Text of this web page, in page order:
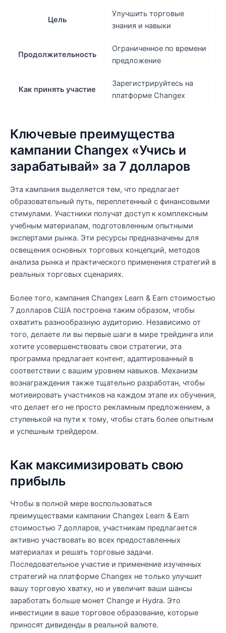
Цель
Улучшить торговые
знания и навыки
Продолжительность
Ограниченное по времени
предложение
Как принять участие
Зарегистрируйтесь на
платформе Changex
Ключевые преимущества
кампании Changex «Учись и
зарабатывай» за 7 долларов
Эта кампания выделяется тем, что предлагает
образовательный путь, переплетенный с финансовыми
стимулами. Участники получат доступ к комплексным
учебным материалам, подготовленным опытными
экспертами рынка. Эти ресурсы предназначены для
освещения основных торговых концепций, методов
анализа рынка и практического применения стратегий в
реальных торговых сценариях.
Более того, кампания Changex Learn & Earn стоимостью
7 долларов США построена таким образом, чтобы
охватить разнообразную аудиторию. Независимо от
того, делаете ли вы первые шаги в мире трейдинга или
хотите усовершенствовать свои стратегии, эта
программа предлагает контент, адаптированный в
соответствии с вашим уровнем навыков. Механизм
вознаграждения также тщательно разработан, чтобы
мотивировать участников на каждом этапе их обучения,
что делает его не просто рекламным предложением, а
ступенькой на пути к тому, чтобы стать более опытным
и успешным трейдером.
Как максимизировать свою
прибыль
Чтобы в полной мере воспользоваться
преимуществами кампании Changex Learn & Earn
стоимостью 7 долларов, участникам предлагается
активно участвовать во всех предоставленных
материалах и решать торговые задачи.
Последовательное участие и применение изученных
стратегий на платформе Changex не только улучшит
вашу торговую хватку, но и увеличит ваши шансы
заработать больше монет Change и Hydra. Это
инвестиции в ваше торговое образование, которые
приносят дивиденды в реальной валюте.